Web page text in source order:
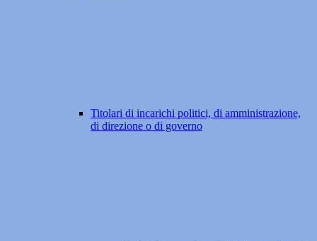
Titolari di incarichi politici, di amministrazione,
di direzione o di governo